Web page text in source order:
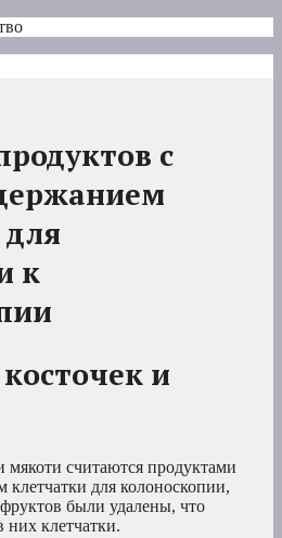
с
к
и
мякоти считаются продуктами
клетчатки для колоноскопии,
были удалены, что
них клетчатки.